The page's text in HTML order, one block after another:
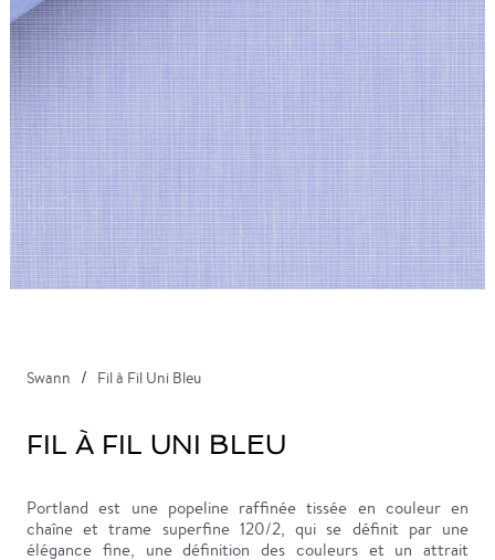
Swann Fil à Fil Uni Bleu
FIL À FIL UNI BLEU
Portland est une popeline raffinée tissée en couleur en
chaîne et trame superfine 120/2, qui se définit par une
élégance fine, une définition des couleurs et un attrait